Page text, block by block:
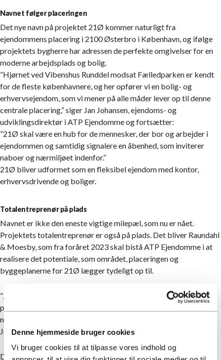
Denne hjemmeside bruger cookies
Vi bruger cookies til at tilpasse vores indhold og
Navnet følger placeringen
Det nye navn på projektet 21Ø kommer naturligt fra
ejendommens placering i 2100 Østerbro i København, og ifølge
projektets bygherre har adressen de perfekte omgivelser for en
moderne arbejdsplads og bolig.
”Hjørnet ved Vibenshus Runddel modsat Fælledparken er kendt
for de fleste københavnere, og her opfører vi en bolig- og
erhvervsejendom, som vi mener på alle måder lever op til denne
centrale placering,” siger Jan Johansen, ejendoms- og
udviklingsdirektør i ATP Ejendomme og fortsætter:
”21Ø skal være en hub for de mennesker, der bor og arbejder i
ejendommen og samtidig signalere en åbenhed, som inviterer
naboer og nærmiljøet indenfor.”
21Ø bliver udformet som en fleksibel ejendom med kontor,
erhvervsdrivende og boliger.
Totalentreprenør på plads
Navnet er ikke den eneste vigtige milepæl, som nu er nået.
Projektets totalentreprenør er også på plads. Det bliver Raundahl
& Moesby, som fra foråret 2023 skal bistå ATP Ejendomme i at
realisere det potentiale, som området, placeringen og
byggeplanerne for 21Ø lægger tydeligt op til.
”Jeg er glad for at byde Raundahl & Moesby indenfor på
projektet, og jeg ser frem til et godt samarbejde om at skabe
noget helt særligt på dette centrale hjørne af København,” siger
Jan Johansen fra ATP Ejendomme.
Der er også tilfredshed hos den nye totalentreprenør, som ser